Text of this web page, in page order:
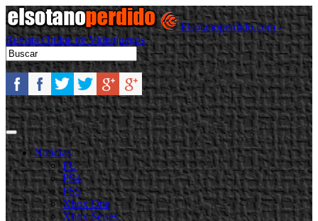
Elsotanoperdido.com -
Revista Online de Videojuegos
Noticias
PC
PS4
PS5
Xbox One
Xbox Series